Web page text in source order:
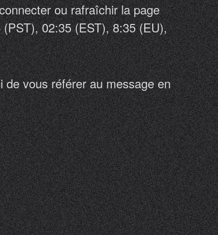
ou rafraîchir la page
02:35 (EST), 8:35 (EU),
de vous référer au message en